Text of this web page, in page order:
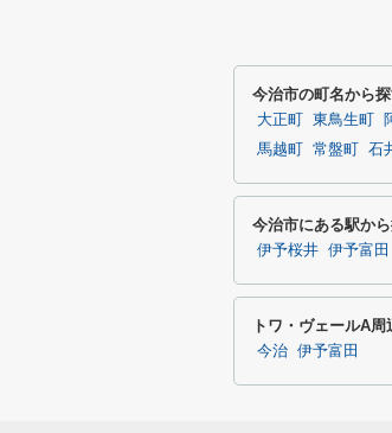
今治市の町名から
大正町 東鳥生町
馬越町
常盤町 石
今治市にある駅か
伊予桜井 伊予富田
トワ・ヴェールA
今治 伊予富田